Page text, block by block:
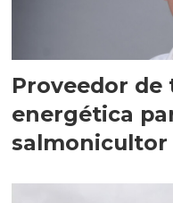
Proveedor de
energética